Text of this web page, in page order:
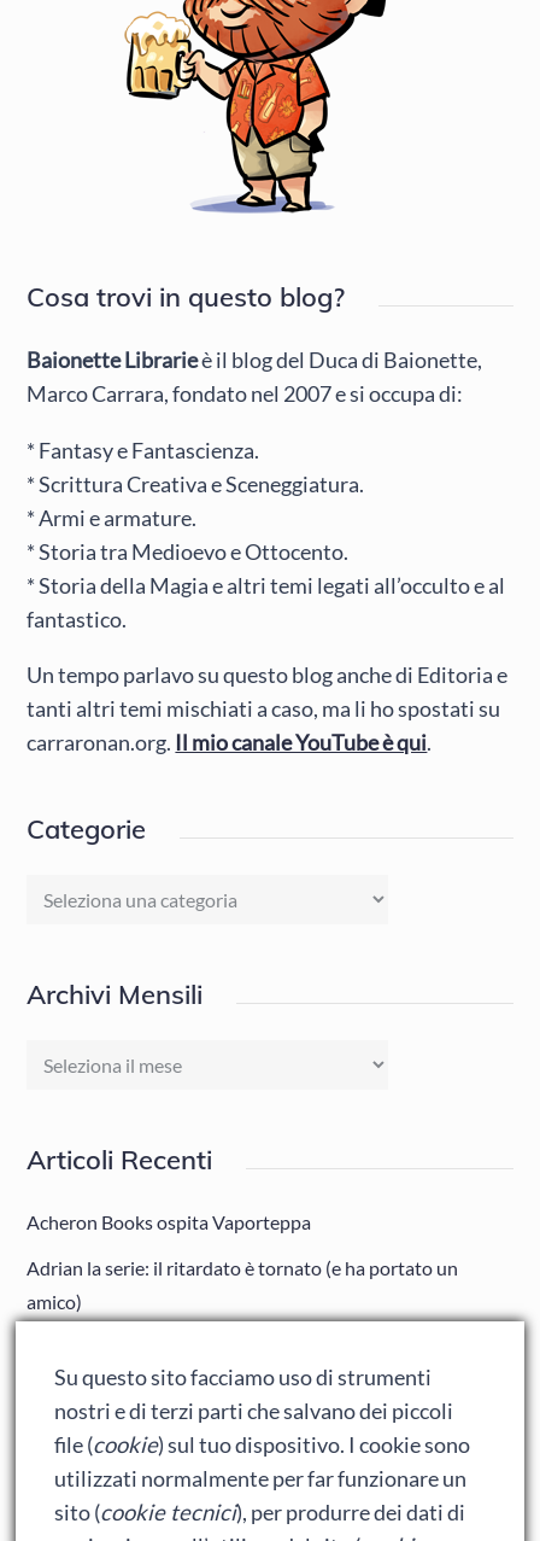
Cosa trovi in questo blog?
Baionette Librarieè il blog del Duca di Baionette,
Marco Carrara, fondato nel 2007 e si occupa di:
* Fantasy e Fantascienza.
* Scrittura Creativa e Sceneggiatura.
* Armi e armature.
* Storia tra Medioevo e Ottocento.
* Storia della Magia e altri temi legati all’occulto e al
fantastico.
Un tempo parlavo su questo blog anche di Editoria e
tanti altri temi mischiati a caso, ma li ho spostati su
carraronan.org. Il mio canale YouTube è qui.
Categorie
Categorie
Archivi Mensili
Archivi
Articoli Recenti
Acheron Books ospita Vaporteppa
Adrian la serie: il ritardato è tornato (e ha portato un
amico)
Ralph spacca Internet: analisi del film
Bumblebee: un buon film dei Transformers
Meta
Su questo sito facciamo uso di strumenti
nostri e di terzi parti che salvano dei piccoli
file (cookie) sul tuo dispositivo. I cookie sono
utilizzati normalmente per far funzionare un
sito (cookie tecnici), per produrre dei dati di